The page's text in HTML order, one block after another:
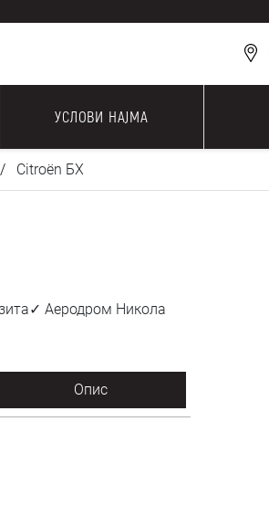
УСЛОВИ НАЈМА
Citroën БX
Аеродром Никола
Опис